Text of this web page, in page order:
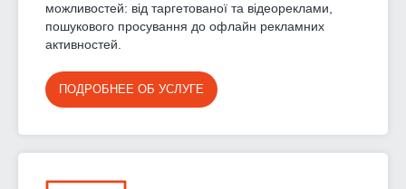
можливостей: від таргетованої та відеореклами,
пошукового просування до офлайн рекламних
активностей.
ПОДРОБНЕЕ ОБ УСЛУГЕ